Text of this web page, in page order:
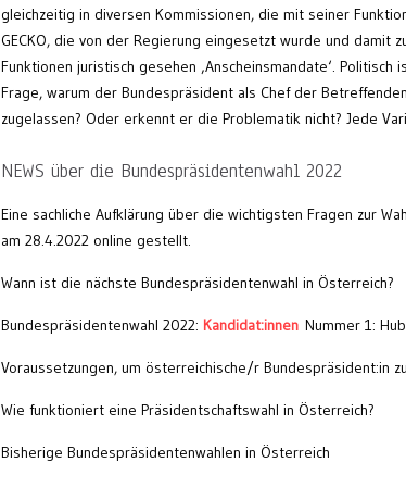
gleichzeitig in diversen Kommissionen, die mit seiner
GECKO, die von der Regierung eingesetzt wurde und damit
Funktionen juristisch gesehen ‚Anscheinsmandate‘.
Frage, warum der Bundespräsident als Chef der
zugelassen? Oder erkennt er die Problematik nicht? Jede
NEWS über die Bundespräsidentenwahl 2022
Eine sachliche Aufklärung über die wichtigsten Fragen zur
am 28.4.2022 online gestellt.
Wann ist die nächste Bundespräsidentenwahl in Österreich?
Bundespräsidentenwahl 2022: Kandidat:innen Nummer 1:
Voraussetzungen, um österreichische/r Bundespräsident:in
Wie funktioniert eine Präsidentschaftswahl in Österreich?
Bisherige Bundespräsidentenwahlen in Österreich